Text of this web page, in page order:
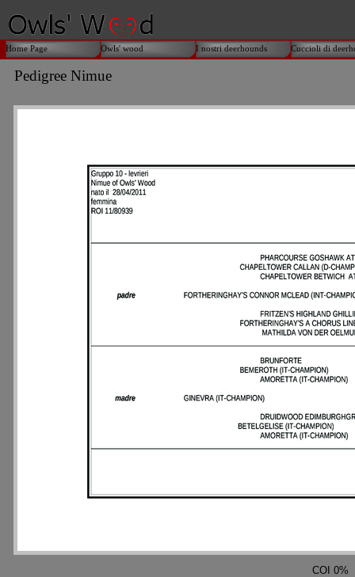
Home Page Owls' wood I nostri deerhounds Cuccioli di
Pedigree Nimue
COI 0%